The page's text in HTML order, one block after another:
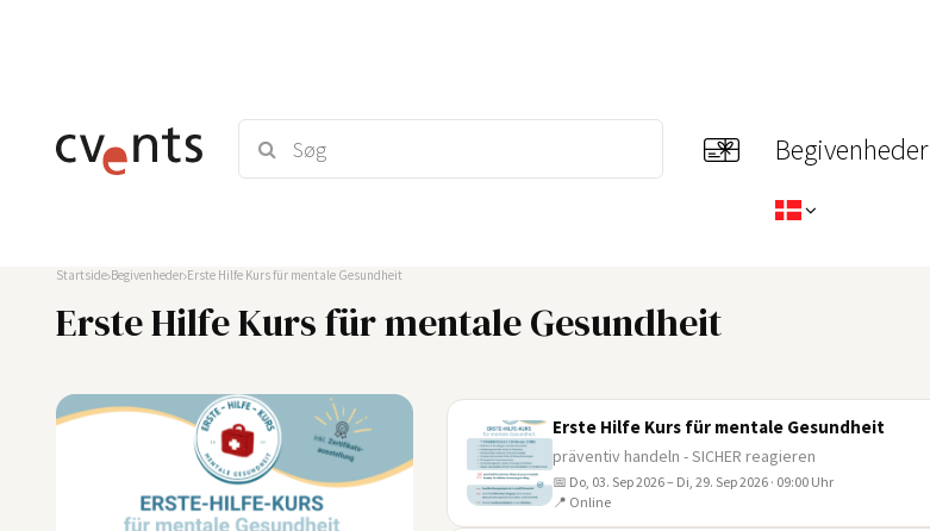
Begivenheder
Startside Begivenheder Erste Hilfe Kurs für mentale Gesundheit
Erste Hilfe Kurs für mentale Gesundheit
Erste Hilfe Kurs für mentale Gesundheit
präventiv handeln - SICHER reagieren
📅 Do, 03. Sep 2026 – Di, 29. Sep 2026 · 09:00 Uhr
📍 Online